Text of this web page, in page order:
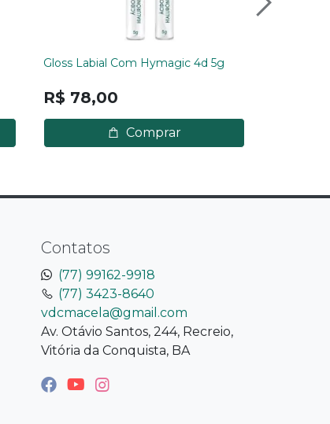
Gloss Labial Com Hymagic 4d 5g
R$ 78,00
Comprar
Contatos
(77) 99162-9918
(77) 3423-8640
vdcmacela@gmail.com
Av. Otávio Santos, 244, Recreio,
Vitória da Conquista, BA